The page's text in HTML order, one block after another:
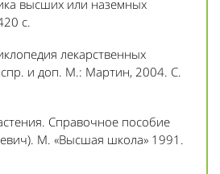
высших или наземных
с.
лекарственных
и доп. М.: Мартин, 2004. С.
Справочное пособие
М. «Высшая школа» 1991.